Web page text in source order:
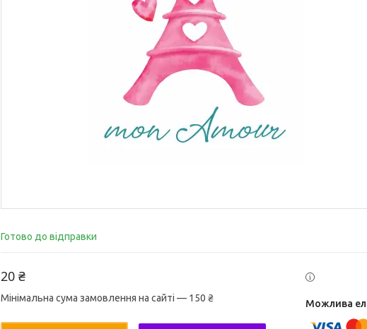
Готово до відправки
20 ₴
Мінімальна сума замовлення на сайті — 150 ₴